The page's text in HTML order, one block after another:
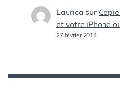
Laurica sur
et votre iPhone
27 février 2014